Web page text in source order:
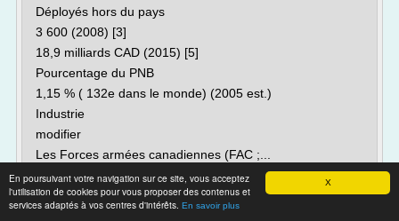
X
En poursuivant votre navigation sur ce site, vous acceptez
l'utilisation de cookies pour vous proposer des contenus et
services adaptés à vos centres d'intérêts. En savoir plus
Déployés hors du pays
3 600 (2008) [3]
18,9 milliards CAD (2015) [5]
Pourcentage du PNB
1,15 % ( 132e dans le monde) (2005 est.)
Industrie
modifier
Les Forces armées canadiennes (FAC ;...
Lire la suite
Date:2017-03-07 21:04:51